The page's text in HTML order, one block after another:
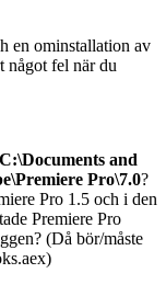
en ominstallation av
något fel när du
C:\Documents and
Pro\7.0?
Pro 1.5 och i den
Premiere Pro
(Då bör/måste